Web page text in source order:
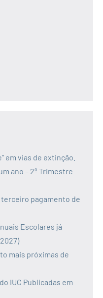
em vias de extinção.
ano – 2º Trimestre
terceiro pagamento de
Escolares já
mais próximas de
IUC Publicadas em